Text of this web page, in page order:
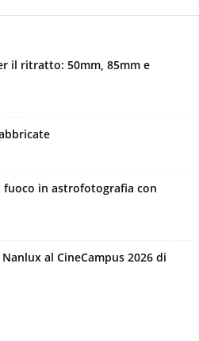
il ritratto: 50mm, 85mm e
fuoco in astrofotografia con
al CineCampus 2026 di